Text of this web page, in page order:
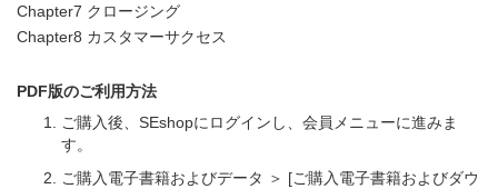
Chapter7 クロージング
Chapter8 カスタマーサクセス
PDF版のご利用方法
ご購入後、SEshopにログインし、会員メニューに進みま
す。
ご購入電子書籍およびデータ ＞ [ご購入電子書籍およびダウ